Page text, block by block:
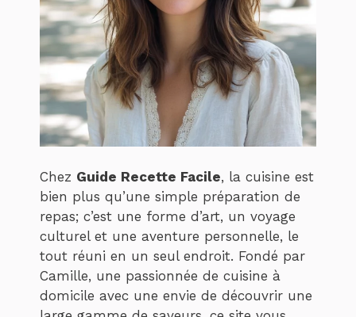
Chez Guide Recette Facile, la cuisine est
bien plus qu’une simple préparation de
repas; c’est une forme d’art, un voyage
culturel et une aventure personnelle, le
tout réuni en un seul endroit. Fondé par
Camille, une passionnée de cuisine à
domicile avec une envie de découvrir une